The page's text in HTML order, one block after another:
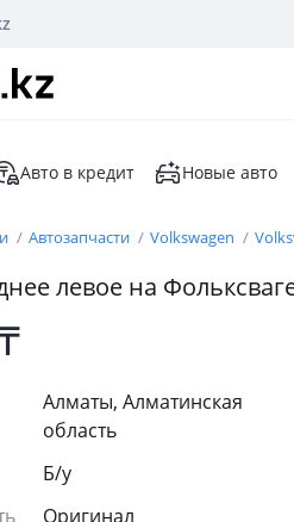
Авто в кредит Новые авто
Автозапчасти Volkswagen
левое на
Алматы, Алматинская
область
Б/y
Оригинал